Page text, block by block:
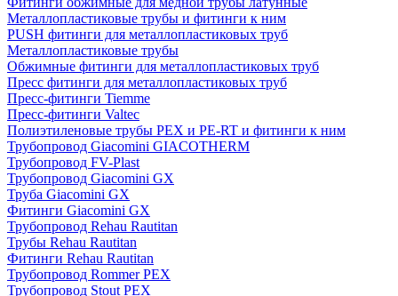
Металлопластиковые трубы и фитинги к ним
PUSH фитинги для металлопластиковых труб
Металлопластиковые трубы
Обжимные фитинги для металлопластиковых труб
Пресс фитинги для металлопластиковых труб
Пресс-фитинги Tiemme
Пресс-фитинги Valtec
Полиэтиленовые трубы PEX и PE-RT и фитинги к ним
Трубопровод Giacomini GIACOTHERM
Трубопровод FV-Plast
Трубопровод Giacomini GX
Труба Giacomini GX
Фитинги Giacomini GX
Трубопровод Rehau Rautitan
Трубы Rehau Rautitan
Фитинги Rehau Rautitan
Трубопровод Rommer PEX
Трубопровод Stout PEX